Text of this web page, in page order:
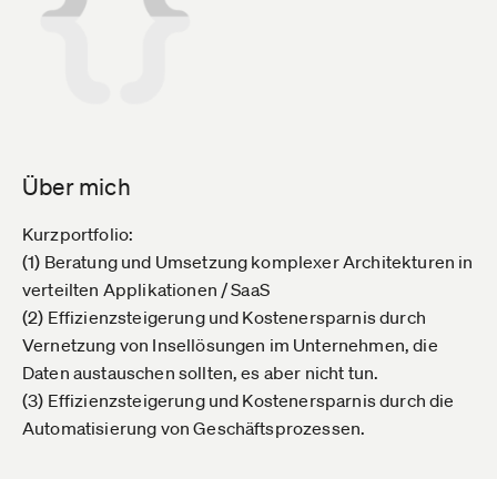
Über mich
Kurzportfolio:
(1) Beratung und Umsetzung komplexer Architekturen in
verteilten Applikationen / SaaS
(2) Effizienzsteigerung und Kostenersparnis durch
Vernetzung von Insellösungen im Unternehmen, die
Daten austauschen sollten, es aber nicht tun.
(3) Effizienzsteigerung und Kostenersparnis durch die
Automatisierung von Geschäftsprozessen.